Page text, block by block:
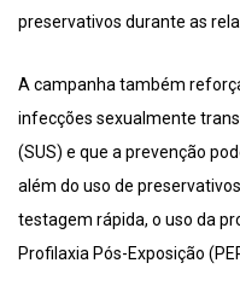
preservativos durante as
A campanha também
infecções sexualmente
(SUS) e que a prevenção
além do uso de
testagem rápida, o uso da
Profilaxia Pós-Exposição